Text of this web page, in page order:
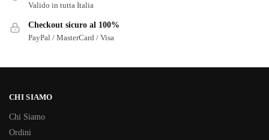
Valido in tutta Italia
Checkout sicuro al 100%
PayPal / MasterCard / Visa
CHI SIAMO
Chi Siamo
Ordini